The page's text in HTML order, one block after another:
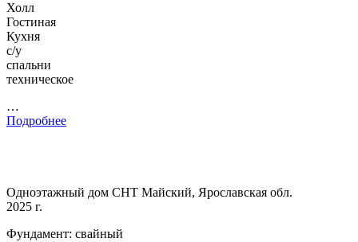
Холл
Гостиная
Кухня
с/у
спальни
техническое
…
Подробнее
Одноэтажный дом СНТ Майский, Ярославская обл.
2025 г.
Фундамент: свайный